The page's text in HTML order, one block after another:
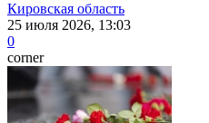
Кировская область
25 июля 2026, 13:03
0
corner